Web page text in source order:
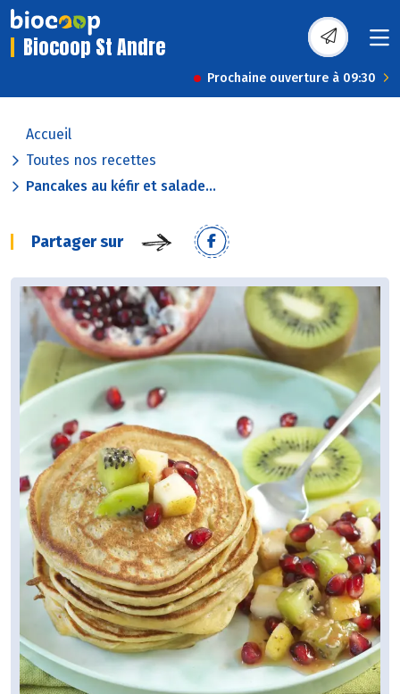
Biocoop St Andre
Prochaine ouverture à 09:30
Accueil
Toutes nos recettes
Pancakes au kéfir et salade...
Partager sur